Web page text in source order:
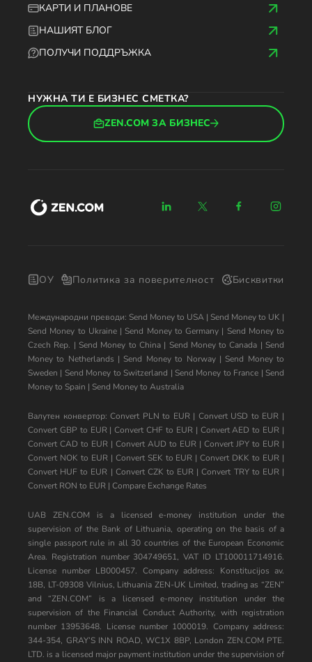
КАРТИ И ПЛАНОВЕ
НАШИЯТ БЛОГ
ПОЛУЧИ ПОДДРЪЖКА
НУЖНА ТИ Е БИЗНЕС СМЕТКА?
ZEN.COM ЗА БИЗНЕС
ОУ Политика за поверителност Бисквитки
Международни преводи: Send Money to USA | Send Money to UK |
Send Money to Ukraine| Send Money to Germany | Send Money to
Czech Rep. | Send Money to China| Send Money to Canada | Send
Money to Netherlands | Send Money to Norway| Send Money to
Sweden | Send Money to Switzerland | Send Money to France | Send
Money to Spain | Send Money to Australia
Валутен конвертор:Convert PLN to EUR| Convert USD to EUR |
Convert GBP to EUR|Convert CHF to EUR| Convert AED to EUR |
Convert CAD to EUR | Convert AUD to EUR | Convert JPY to EUR |
Convert NOK to EUR| Convert SEK to EUR |Convert DKK to EUR |
Convert HUF to EUR | Convert CZK to EUR |Convert TRY to EUR|
Convert RON to EUR | Compare Exchange Rates
UAB ZEN.COM is a licensed e-money institution under the
supervision of the Bank of Lithuania, operating on the basis of a
single passport rule in all 30 countries of the European Economic
Area. Registration number 304749651, VAT ID LT100011714916.
License number LB000457. Company address: Konstitucijos av.
18B, LT-09308 Vilnius, Lithuania ZEN-UK Limited, trading as “ZEN”
and “ZEN.COM” is a licensed e-money institution under the
supervision of the Financial Conduct Authority, with registration
number 13953648. License number 1000019. Company address:
344-354, GRAY’S INN ROAD, WC1X 8BP, London ZEN.COM PTE.
LTD. is a licensed major payment institution under the supervision of